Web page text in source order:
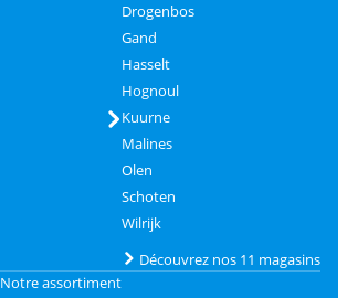
Drogenbos
Gand
Hasselt
Hognoul
Kuurne
Malines
Olen
Schoten
Wilrijk
Découvrez nos 11 magasins
Notre assortiment